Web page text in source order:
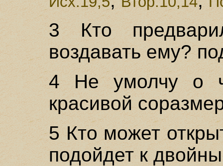
3 Кто
воздавать ему?
4 Не умолчу о
красивой
5 Кто может
подойдет к